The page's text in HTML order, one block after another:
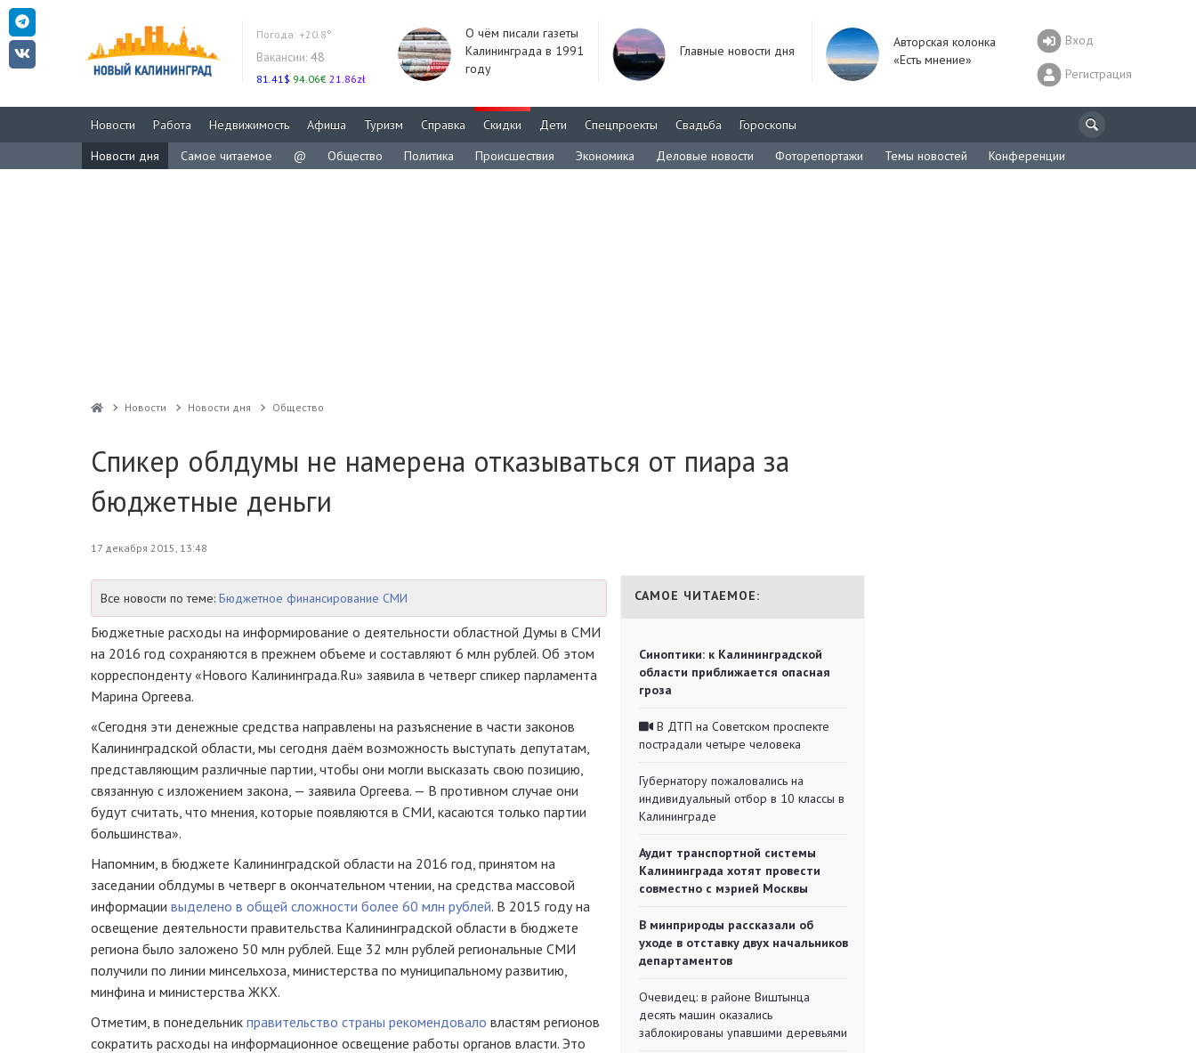
Погода: +20.8°
Вакансии: 48
81.41$ 94.06€ 21.86zł
О чём писали газеты
Калининграда в 1991
году
Главные новости дня
Авторская колонка
«Есть мнение»
Вход
Регистрация
Новости Работа Недвижимость Афиша Туризм Справка Скидки Дети Спецпроекты Свадьба
Гороскопы
Новости дня
Самое читаемое @ Общество Политика Происшествия Экономика Деловые новости Фоторепортажи Темы новостей Конференции
Новости Новости дня Общество
Спикер облдумы не намерена отказываться от пиара за
бюджетные деньги
17 декабря 2015, 13:48
Все новости по теме: Бюджетное финансирование СМИ
Бюджетные расходы на информирование о деятельности областной Думы в СМИ
на 2016 год сохраняются в прежнем объеме и составляют 6 млн рублей. Об этом
корреспонденту «Нового Калининграда.Ru» заявила в четверг спикер парламента
Марина Оргеева.
«Сегодня эти денежные средства направлены на разъяснение в части законов
Калининградской области, мы сегодня даём возможность выступать депутатам,
представляющим различные партии, чтобы они могли высказать свою позицию,
связанную с изложением закона, — заявила Оргеева. — В противном случае они
будут считать, что мнения, которые появляются в СМИ, касаются только партии
большинства».
Напомним, в бюджете Калининградской области на 2016 год, принятом на
заседании облдумы в четверг в окончательном чтении, на средства массовой
информации выделено в общей сложности более 60 млн рублей. В 2015 году на
освещение деятельности правительства Калининградской области в бюджете
региона было заложено 50 млн рублей. Еще 32 млн рублей региональные СМИ
получили по линии минсельхоза, министерства по муниципальному развитию,
минфина и министерства ЖКХ.
Отметим, в понедельник правительство страны рекомендовало властям регионов
сократить расходы на информационное освещение работы органов власти. Это
САМОЕ ЧИТАЕМОЕ:
Синоптики: к Калининградской
области приближается опасная
гроза
В ДТП на Советском проспекте
пострадали четыре человека
Губернатору пожаловались на
индивидуальный отбор в 10 классы в
Калининграде
Аудит транспортной системы
Калининграда хотят провести
совместно с мэрией Москвы
В минприроды рассказали об
уходе в отставку двух начальников
департаментов
Очевидец: в районе Виштынца
десять машин оказались
заблокированы упавшими деревьями